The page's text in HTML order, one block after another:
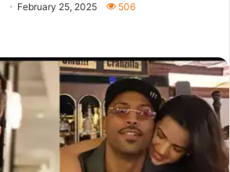
February 25, 2025 506